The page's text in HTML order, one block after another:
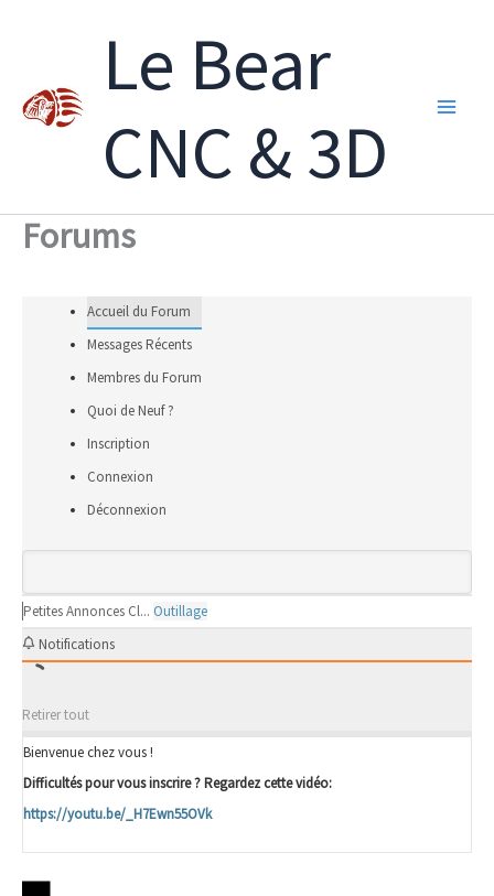
Le Bear
CNC & 3D
Forums
Accueil du Forum
Messages Récents
Membres du Forum
Quoi de Neuf ?
Inscription
Connexion
Déconnexion
Petites Annonces Cl... Outillage
Notifications
Retirer tout
Bienvenue chez vous !
Difficultés pour vous inscrire ? Regardez cette vidéo:
https://youtu.be/_H7Ewn55OVk